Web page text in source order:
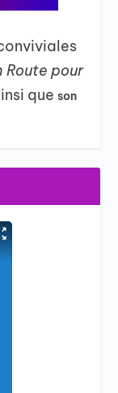
Route pour
queson